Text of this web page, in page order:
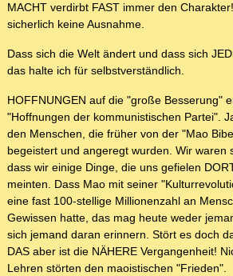
MACHT verdirbt FAST immer den
sicherlich keine Ausnahme.
Dass sich die Welt ändert und dass sich
das halte ich für selbstverständlich.
HOFFNUNGEN auf die "große Besserung"
"Hoffnungen der kommunistischen Partei".
den Menschen, die früher von der "Mao
begeistert und angeregt wurden. Wir waren
dass wir einige Dinge, die uns gefielen
meinten. Dass Mao mit seiner
eine fast 100-stellige Millionenzahl an
Gewissen hatte, das mag heute weder
sich jemand daran erinnern. Stört es doch
DAS aber ist die NÄHERE Vergangenheit!
Lehren störten den maoistischen "Frieden".